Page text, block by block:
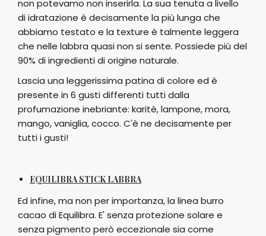
non potevamo non inserirla. La sua tenuta a livello
di idratazione è decisamente la più lunga che
abbiamo testato e la texture è talmente leggera
che nelle labbra quasi non si sente. Possiede più del
90% di ingredienti di origine naturale.
Lascia una leggerissima patina di colore ed è
presente in 6 gusti differenti tutti dalla
profumazione inebriante: karitè, lampone, mora,
mango, vaniglia, cocco. C'è ne decisamente per
tutti i gusti!
EQUILIBRA STICK LABBRA
Ed infine, ma non per importanza, la linea burro
cacao di Equilibra. E' senza protezione solare e
senza pigmento però eccezionale sia come